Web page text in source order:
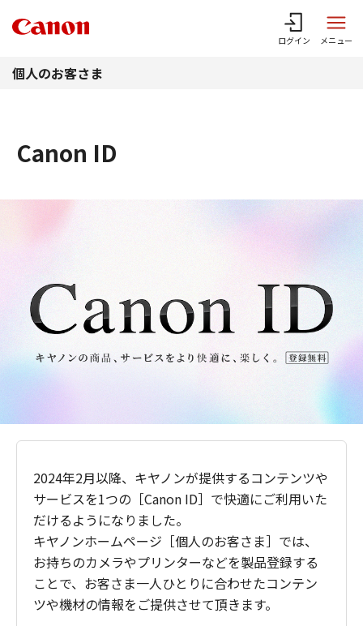
ログイン メニュー
個人のお客さま
Canon ID
2024年2月以降、キヤノンが提供するコンテンツや
サービスを1つの［Canon ID］で快適にご利用いた
だけるようになりました。
キヤノンホームページ［個人のお客さま］では、
お持ちのカメラやプリンターなどを製品登録する
ことで、お客さま一人ひとりに合わせたコンテン
ツや機材の情報をご提供させて頂きます。